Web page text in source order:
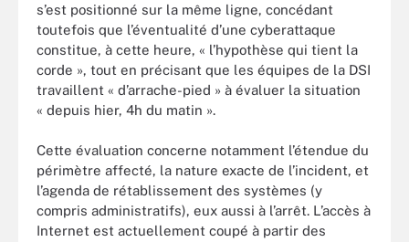
s’est positionné sur la même ligne, concédant
toutefois que l’éventualité d’une cyberattaque
constitue, à cette heure, « l’hypothèse qui tient la
corde », tout en précisant que les équipes de la DSI
travaillent « d’arrache-pied » à évaluer la situation
« depuis hier, 4h du matin ».
Cette évaluation concerne notamment l’étendue du
périmètre affecté, la nature exacte de l’incident, et
l’agenda de rétablissement des systèmes (y
compris administratifs), eux aussi à l’arrêt. L’accès à
Internet est actuellement coupé à partir des